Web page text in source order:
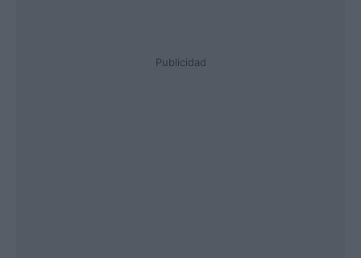
Publicidad